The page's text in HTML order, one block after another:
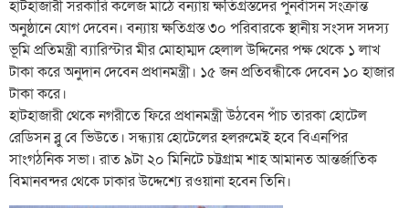
হাটহাজারী সরকারি কলেজ মাঠে বন্যায় ক্ষতিগ্রস্তদের পুনর্বাসন সংক্রান্ত
অনুষ্ঠানে যোগ দেবেন। বন্যায় ক্ষতিগ্রস্ত ৩০ পরিবারকে স্থানীয় সংসদ সদস্য
ভূমি প্রতিমন্ত্রী ব্যারিস্টার মীর মোহাম্মদ হেলাল উদ্দিনের পক্ষ থেকে ১ লাখ
টাকা করে অনুদান দেবেন প্রধানমন্ত্রী। ১৫ জন প্রতিবন্ধীকে দেবেন ১০ হাজার
টাকা করে।
হাটহাজারী থেকে নগরীতে ফিরে প্রধানমন্ত্রী উঠবেন পাঁচ তারকা হোটেল
রেডিসন ব্লু বে ভিউতে। সন্ধ্যায় হোটেলের হলরুমেই হবে বিএনপির
সাংগঠনিক সভা। রাত ৯টা ২০ মিনিটে চট্টগ্রাম শাহ আমানত আন্তর্জাতিক
বিমানবন্দর থেকে ঢাকার উদ্দেশ্যে রওয়ানা হবেন তিনি।